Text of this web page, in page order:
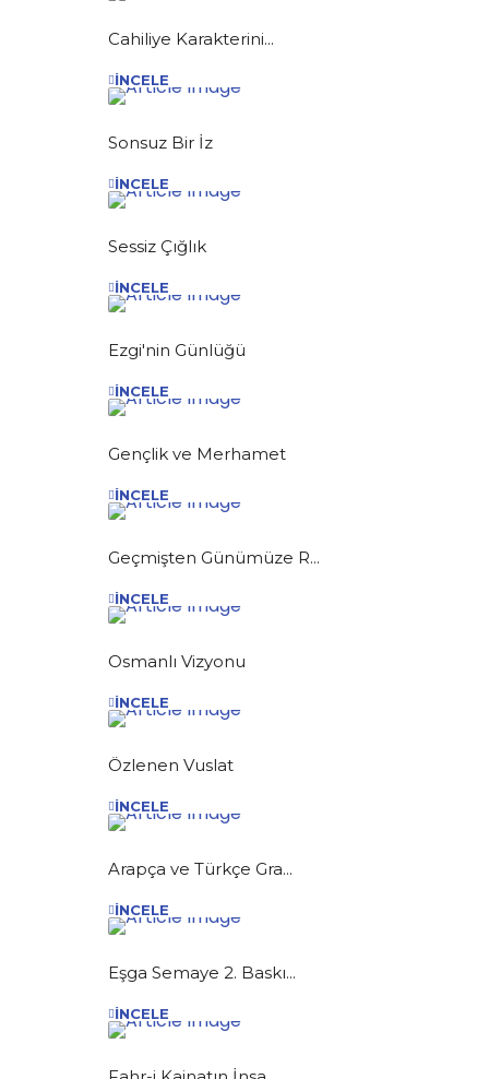
Cahiliye Karakterini...
İNCELE
Sonsuz Bir İz
İNCELE
Sessiz Çığlık
İNCELE
Ezgi'nin Günlüğü
İNCELE
Gençlik ve Merhamet
İNCELE
Geçmişten Günümüze R...
İNCELE
Osmanlı Vizyonu
İNCELE
Özlenen Vuslat
İNCELE
Arapça ve Türkçe Gra...
İNCELE
Eşga Semaye 2. Baskı...
İNCELE